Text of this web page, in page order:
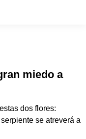
miedo a
dos flores:
se atreverá a